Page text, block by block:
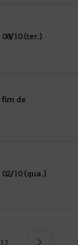
10 (ter.)
fim de
10 (qua.)
12